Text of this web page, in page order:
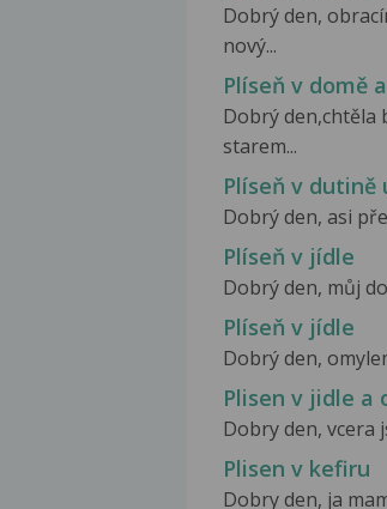
Dobrý den,
nový...
Plíseň v domě
Dobrý den,chtěla
starem...
Plíseň v dutině
Dobrý den, asi
Plíseň v jídle
Dobrý den, můj
Plíseň v jídle
Dobrý den,
Plisen v jidle a
Dobry den, vcera
Plisen v kefiru
Dobry den, ja